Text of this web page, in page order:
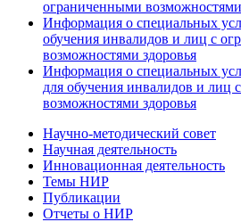
ограниченными возможностями
Информация о специальных
обучения инвалидов и лиц с
возможностями здоровья
Информация о специальных
для обучения инвалидов и лиц
возможностями здоровья
Научно-методический совет
Научная деятельность
Инновационная деятельность
Темы НИР
Публикации
Отчеты о НИР